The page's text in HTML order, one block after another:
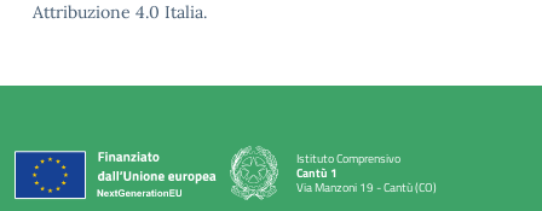
Attribuzione 4.0 Italia.
Istituto Comprensivo
Cantù 1
Via Manzoni 19 - Cantù (CO)
— Visita la pagina iniziale della scuola